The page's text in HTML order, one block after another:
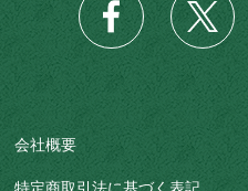
会社概要
特定商取引法に基づく表記